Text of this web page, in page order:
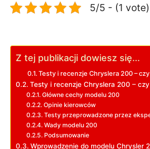
5/5 - (1 vote)
Z tej publikacji dowiesz się...
Testy i recenzje Chryslera 200 –
Testy i recenzje Chryslera 200 –
Główne cechy modelu 200
Opinie kierowców
Testy przeprowadzone przez
Wady modelu 200
Podsumowanie
Wprowadzenie do modelu Chrysler